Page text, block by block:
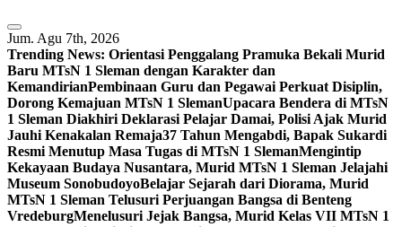
Jum. Agu 7th, 2026
Trending News: Orientasi Penggalang Pramuka Bekali Murid
Baru MTsN 1 Sleman dengan Karakter dan
KemandirianPembinaan Guru dan Pegawai Perkuat Disiplin,
Dorong Kemajuan MTsN 1 SlemanUpacara Bendera di MTsN
1 Sleman Diakhiri Deklarasi Pelajar Damai, Polisi Ajak Murid
Jauhi Kenakalan Remaja37 Tahun Mengabdi, Bapak Sukardi
Resmi Menutup Masa Tugas di MTsN 1 SlemanMengintip
Kekayaan Budaya Nusantara, Murid MTsN 1 Sleman Jelajahi
Museum SonobudoyoBelajar Sejarah dari Diorama, Murid
MTsN 1 Sleman Telusuri Perjuangan Bangsa di Benteng
VredeburgMenelusuri Jejak Bangsa, Murid Kelas VII MTsN 1